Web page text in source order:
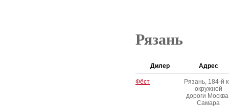
Рязань
Дилер Адрес
Фёст
Рязань, 184-й
окружной
дороги
Самара